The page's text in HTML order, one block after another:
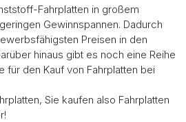
Fahrplatten in großem
Gewinnspannen. Dadurch
Preisen in den
hinaus gibt es noch eine Reihe
für den Kauf von Fahrplatten bei
Sie kaufen also Fahrplatten